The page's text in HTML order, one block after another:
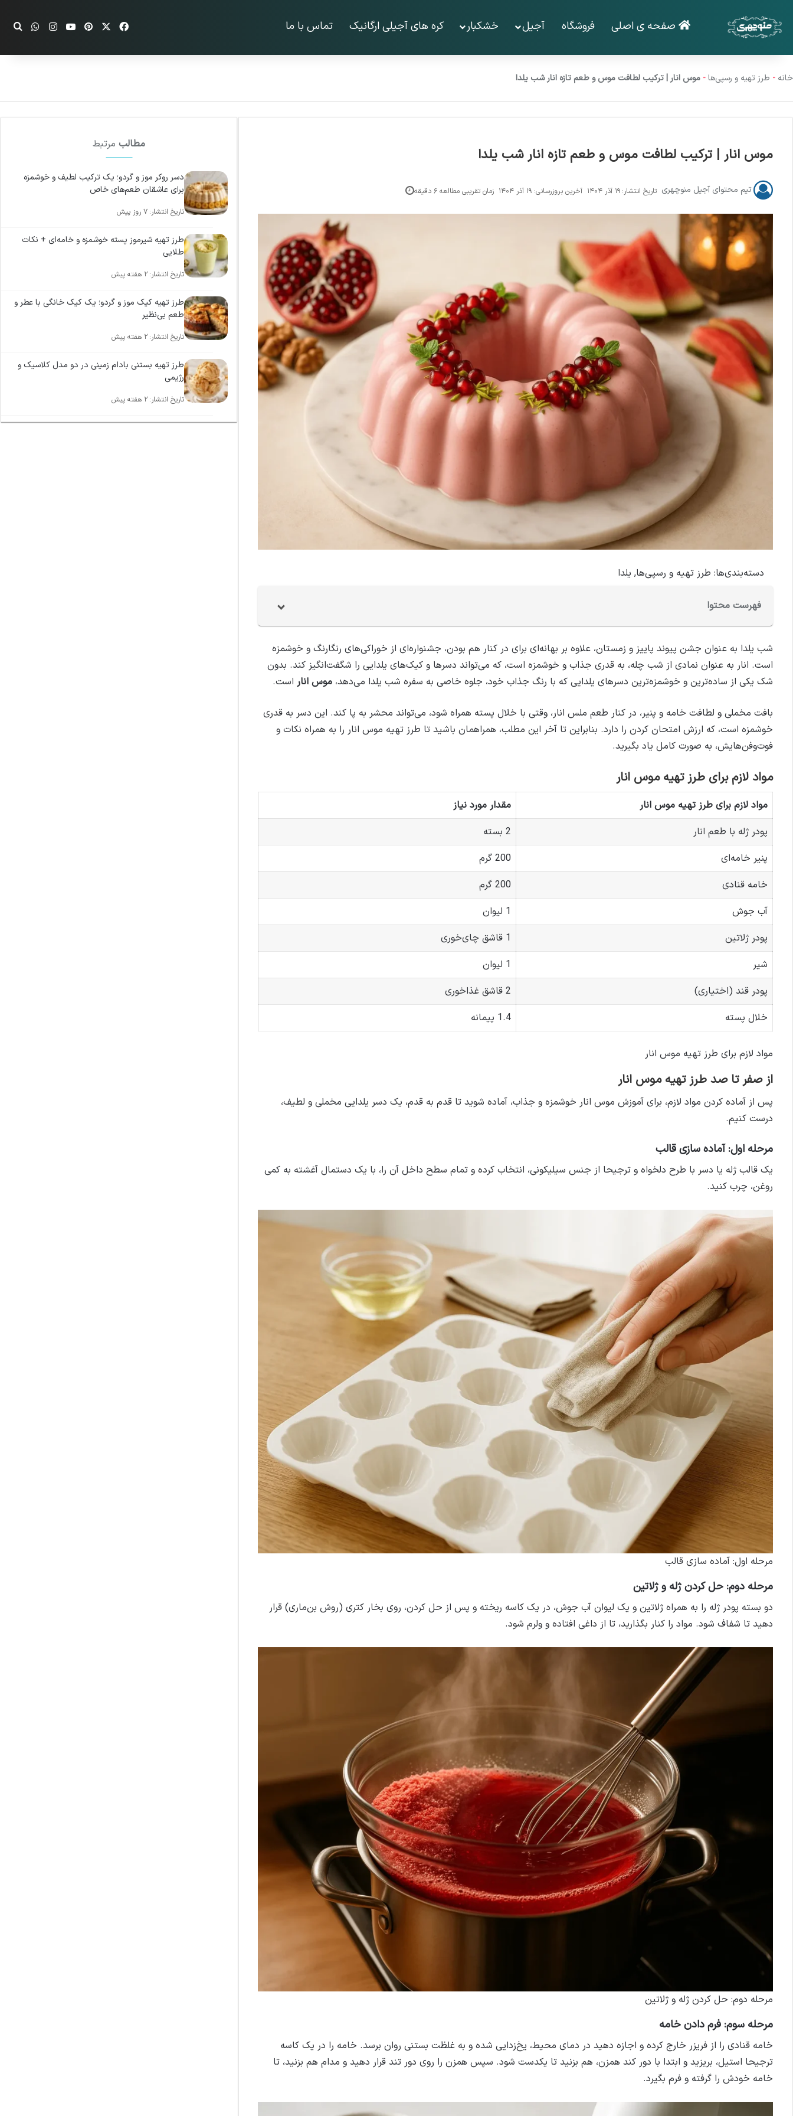
صفحه ی اصلی فروشگاه آجیل خشکبار کره های آجیلی ارگانیک تماس با ما فیسبوکایکسپینتریست
یوتیوباینستاگرام
واتس
خانه - طرز تهیه و رسپی‌ها- موس انار | ترکیب لطافت موس و طعم تازه انار شب یلدا
موس انار | ترکیب لطافت موس و طعم تازه انار شب یلدا
تیم محتوای آجیل منوچهری ۱۹ آذر ۱۴۰۴ آخرین بروزرسانی: ۱۹ آذر ۱۴۰۴ زمان تقریبی مطالعه ۶ دقیقه
دسته‌بندی‌ها: طرز تهیه و رسپی‌ها, یلدا
فهرست محتوا
شب یلدا به عنوان جشن پیوند پاییز و زمستان، علاوه بر بهانه‌ای برای در کنار هم بودن، جشنواره‌ای از خوراکی‌های رنگارنگ و خوشمزه
است. انار به عنوان نمادی از شب چله، به قدری جذاب و خوشمزه است، که می‌تواند دسرها و کیک‌های یلدایی را شگفت‌انگیز کند. بدون
شک یکی از ساده‌ترین و خوشمزه‌ترین دسرهای یلدایی که با رنگ جذاب خود، جلوه خاصی به سفره شب یلدا می‌دهد، موس انار است.
بافت مخملی و لطافت خامه و پنیر، در کنار طعم ملس انار، وقتی با خلال پسته همراه شود، می‌تواند محشر به پا کند. این دسر به قدری
خوشمزه است، که ارزش امتحان کردن را دارد. بنابراین تا آخر این مطلب، همراهمان باشید تا طرز تهیه موس انار را به همراه نکات و
فوت‌وفن‌هایش، به صورت کامل یاد بگیرید.
مواد لازم برای طرز تهیه موس انار
مواد لازم برای طرز تهیه موس انار
مقدار مورد نیاز
پودر ژله با طعم انار
2 بسته
پنیر خامه‌ای
200 گرم
خامه قنادی
200 گرم
آب جوش
1 لیوان
پودر ژلاتین
1 قاشق چای‌خوری
شیر
1 لیوان
پودر قند (اختیاری)
2 قاشق غذاخوری
خلال پسته
1.4 پیمانه
مواد لازم برای طرز تهیه موس انار
از صفر تا صد طرز تهیه موس انار
پس از آماده کردن مواد لازم، برای آموزش موس انار خوشمزه و جذاب، آماده شوید تا قدم به قدم، یک دسر یلدایی مخملی و لطیف،
درست کنیم.
مرحله اول: آماده سازی قالب
یک قالب ژله یا دسر با طرح دلخواه و ترجیحا از جنس سیلیکونی، انتخاب کرده و تمام سطح داخل آن را، با یک دستمال آغشته به کمی
روغن، چرب کنید.
مرحله اول: آماده سازی قالب
مرحله دوم: حل کردن ژله و ژلاتین
دو بسته پودر ژله را به همراه ژلاتین و یک لیوان آب جوش، در یک کاسه ریخته و پس از حل کردن، روی بخار کتری (روش بن‌ماری) قرار
دهید تا شفاف شود. مواد را کنار بگذارید، تا از داغی افتاده و ولرم شود.
مرحله دوم: حل کردن ژله و ژلاتین
مرحله سوم: فرم دادن خامه
خامه قنادی را از فریزر خارج کرده و اجازه دهید در دمای محیط، یخ‌زدایی شده و به غلظت بستنی روان برسد. خامه را در یک کاسه
ترجیحا استیل، بریزید و ابتدا با دور کند همزن، هم بزنید تا یکدست شود. سپس همزن را روی دور تند قرار دهید و مدام هم بزنید، تا
خامه خودش را گرفته و فرم بگیرد.
مطالب مرتبط
دسر روکر موز و گردو؛ یک ترکیب لطیف و خوشمزه
برای عاشقان طعم‌های خاص
۷ روز پیش
طرز تهیه شیرموز پسته خوشمزه و خامه‌ای + نکات
طلایی
۲ هفته پیش
طرز تهیه کیک موز و گردو؛ یک کیک خانگی با عطر و
طعم بی‌نظیر
۲ هفته پیش
طرز تهیه بستنی بادام زمینی در دو مدل کلاسیک و
رژیمی
۲ هفته پیش